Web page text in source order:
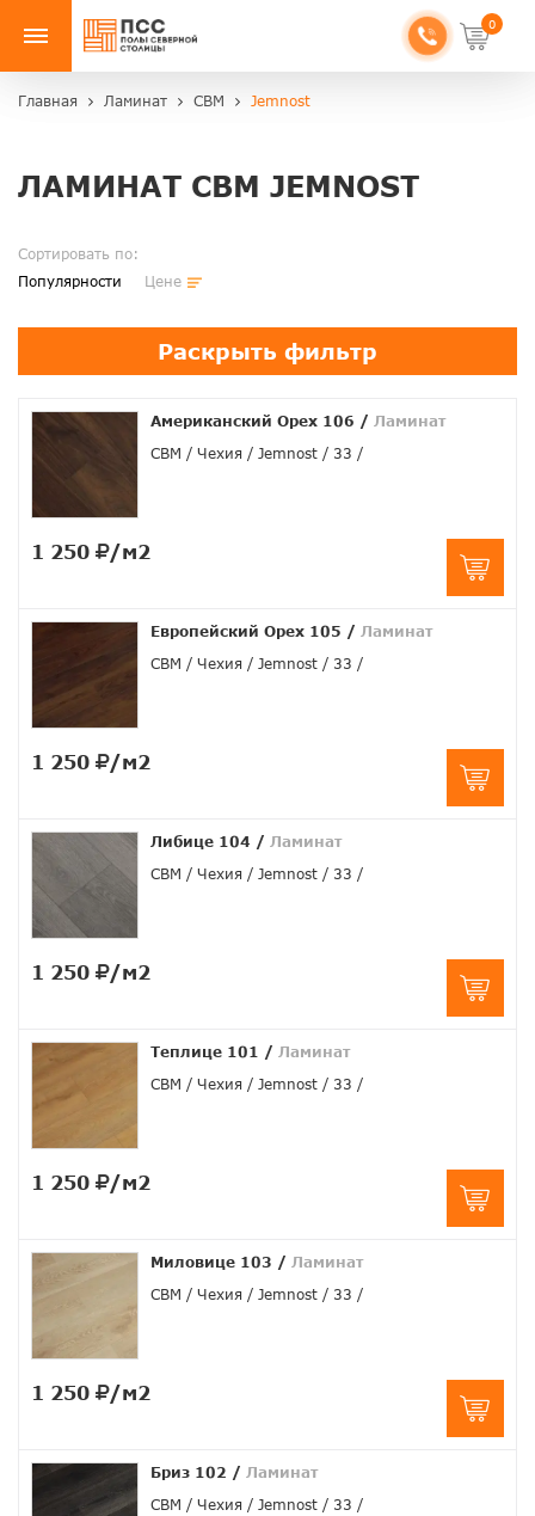
0
Главная Ламинат CBM Jemnost
ЛАМИНАТ CBM JEMNOST
Сортировать по:
Популярности
Цене
Раскрыть фильтр
Американский Орех 106 / Ламинат
CBM
Чехия Jemnost 33
1 250 /м2
Европейский Орех 105 / Ламинат
CBM
Чехия Jemnost 33
1 250 /м2
Либице 104 / Ламинат
CBM
Чехия Jemnost 33
1 250 /м2
Теплице 101 / Ламинат
CBM
Чехия Jemnost 33
1 250 /м2
Миловице 103 / Ламинат
CBM
Чехия Jemnost 33
1 250 /м2
Бриз 102 / Ламинат
CBM
Чехия Jemnost 33